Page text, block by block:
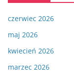
czerwiec 2026
maj 2026
kwiecień 2026
marzec 2026